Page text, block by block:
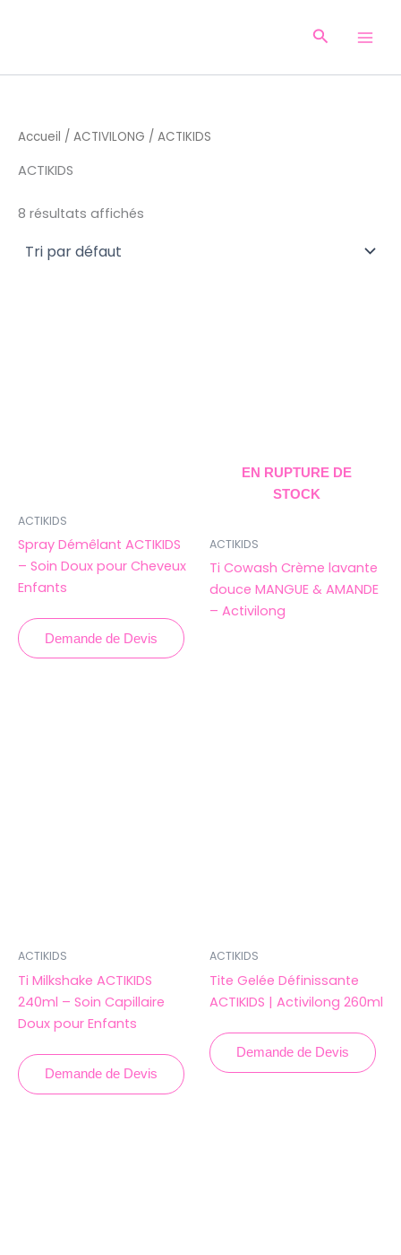
Accueil / ACTIVILONG / ACTIKIDS
ACTIKIDS
8 résultats affichés
ACTIKIDS
Spray Démêlant ACTIKIDS
– Soin Doux pour Cheveux
Enfants
Demande de Devis
EN RUPTURE DE
STOCK
ACTIKIDS
Ti Cowash Crème lavante
douce MANGUE & AMANDE
– Activilong
ACTIKIDS
Ti Milkshake ACTIKIDS
240ml – Soin Capillaire
Doux pour Enfants
Demande de Devis
ACTIKIDS
Tite Gelée Définissante
ACTIKIDS | Activilong 260ml
Demande de Devis